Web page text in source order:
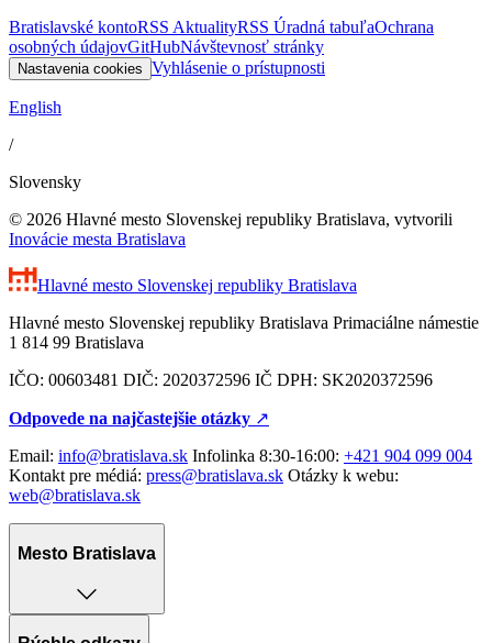
Bratislavské kontoRSS AktualityRSS Úradná tabuľaOchrana
osobných údajovGitHubNávštevnosť stránky
Nastavenia cookies Vyhlásenie o prístupnosti
English
/
Slovensky
© 2026 Hlavné mesto Slovenskej republiky Bratislava, vytvorili
Inovácie mesta Bratislava
Hlavné mesto Slovenskej republiky Bratislava
Hlavné mesto Slovenskej republiky Bratislava Primaciálne námestie
1 814 99 Bratislava
IČO: 00603481 DIČ: 2020372596 IČ DPH: SK2020372596
Odpovede na najčastejšie otázky ↗︎
Email: info@bratislava.sk Infolinka 8:30-16:00: +421 904 099 004
Kontakt pre médiá: press@bratislava.sk Otázky k webu:
web@bratislava.sk
Mesto Bratislava